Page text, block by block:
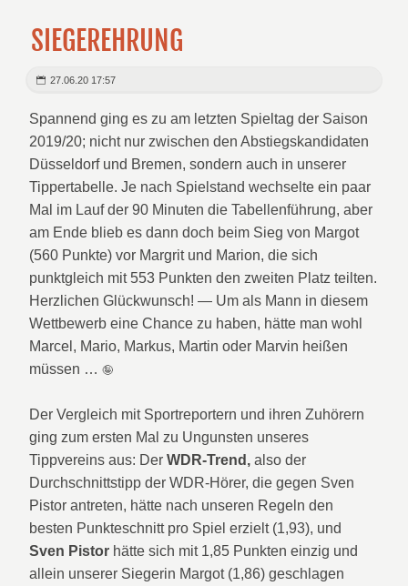
SIEGEREHRUNG
27.06.20 17:57
Spannend ging es zu am letzten Spieltag der Saison
2019/20; nicht nur zwischen den Abstiegskandidaten
Düsseldorf und Bremen, sondern auch in unserer
Tippertabelle. Je nach Spielstand wechselte ein paar
Mal im Lauf der 90 Minuten die Tabellenführung, aber
am Ende blieb es dann doch beim Sieg von Margot
(560 Punkte) vor Margrit und Marion, die sich
punktgleich mit 553 Punkten den zweiten Platz teilten.
Herzlichen Glückwunsch! — Um als Mann in diesem
Wettbewerb eine Chance zu haben, hätte man wohl
Marcel, Mario, Markus, Martin oder Marvin heißen
müssen …🤪
Der Vergleich mit Sportreportern und ihren Zuhörern
ging zum ersten Mal zu Ungunsten unseres
Tippvereins aus: DerWDR-Trend, also der
Durchschnittstipp der WDR-Hörer, die gegen Sven
Pistor antreten, hätte nach unseren Regeln den
besten Punkteschnitt pro Spiel erzielt (1,93), und
Sven Pistor hätte sich mit 1,85 Punkten einzig und
allein unserer Siegerin Margot (1,86) geschlagen